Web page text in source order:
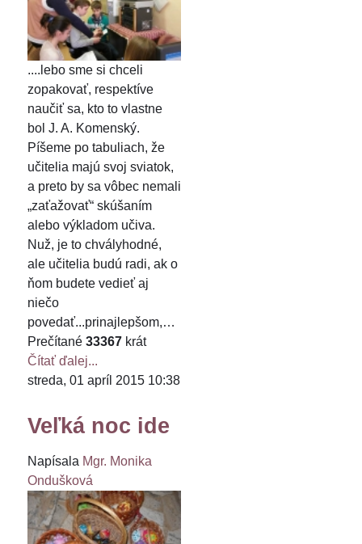
....lebo sme si chceli
zopakovať, respektíve
naučiť sa, kto to vlastne
bol J. A. Komenský.
Píšeme po tabuliach, že
učitelia majú svoj sviatok,
a preto by sa vôbec nemali
„zaťažovať“ skúšaním
alebo výkladom učiva.
Nuž, je to chvályhodné,
ale učitelia budú radi, ak o
ňom budete vedieť aj
niečo
povedať...prinajlepšom,…
Prečítané 33367 krát
Čítať ďalej...
streda, 01 apríl 2015 10:38
Veľká noc ide
Napísala Mgr. Monika
Ondušková